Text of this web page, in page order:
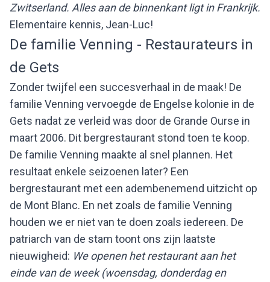
Zwitserland. Alles aan de binnenkant ligt in Frankrijk.
Elementaire kennis, Jean-Luc!
De familie Venning - Restaurateurs in
de Gets
Zonder twijfel een succesverhaal in de maak! De
familie Venning vervoegde de Engelse kolonie in de
Gets nadat ze verleid was door de Grande Ourse in
maart 2006. Dit bergrestaurant stond toen te koop.
De familie Venning maakte al snel plannen. Het
resultaat enkele seizoenen later? Een
bergrestaurant met een adembenemend uitzicht op
de Mont Blanc. En net zoals de familie Venning
houden we er niet van te doen zoals iedereen. De
patriarch van de stam toont ons zijn laatste
nieuwigheid: We openen het restaurant aan het
einde van de week (woensdag, donderdag en